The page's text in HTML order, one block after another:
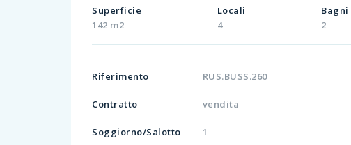
Superficie
142 m2
Locali
4
Bagni
2
Riferimento RUS.BUSS.260
Contratto vendita
Soggiorno/Salotto 1